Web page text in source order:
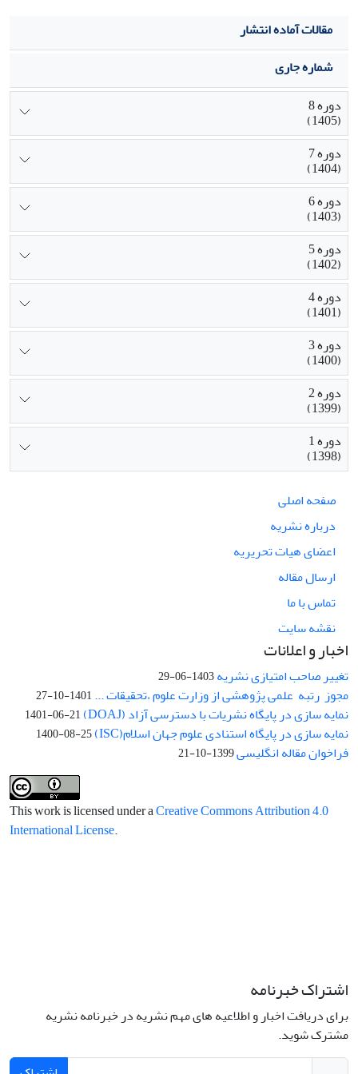
مقالات آماده انتشار
شماره جاری
دوره 8
(1405)
دوره 7
(1404)
دوره 6
(1403)
دوره 5
(1402)
دوره 4
(1401)
دوره 3
(1400)
دوره 2
(1399)
دوره 1
(1398)
صفحه اصلی
درباره نشریه
اعضای هیات تحریریه
ارسال مقاله
تماس با ما
نقشه سایت
اخبار و اعلانات
تغییر صاحب امتیازی نشریه1403-06-29
مجوز رتبه علمی پژوهشی از وزارت علوم ،تحقیقات ...1401-10-27
نمایه سازی در پایگاه نشریات با دسترسی آزاد (DOAJ) 1401-06-21
نمایه سازی در پایگاه استنادی علوم جهان اسلام(ISC) 1400-08-25
فراخوان مقاله انگلیسی1399-10-21
This work is licensed under aCreative Commons Attribution 4.0
International License.
اشتراک خبرنامه
برای دریافت اخبار و اطلاعیه های مهم نشریه در خبرنامه نشریه
مشترک شوید.